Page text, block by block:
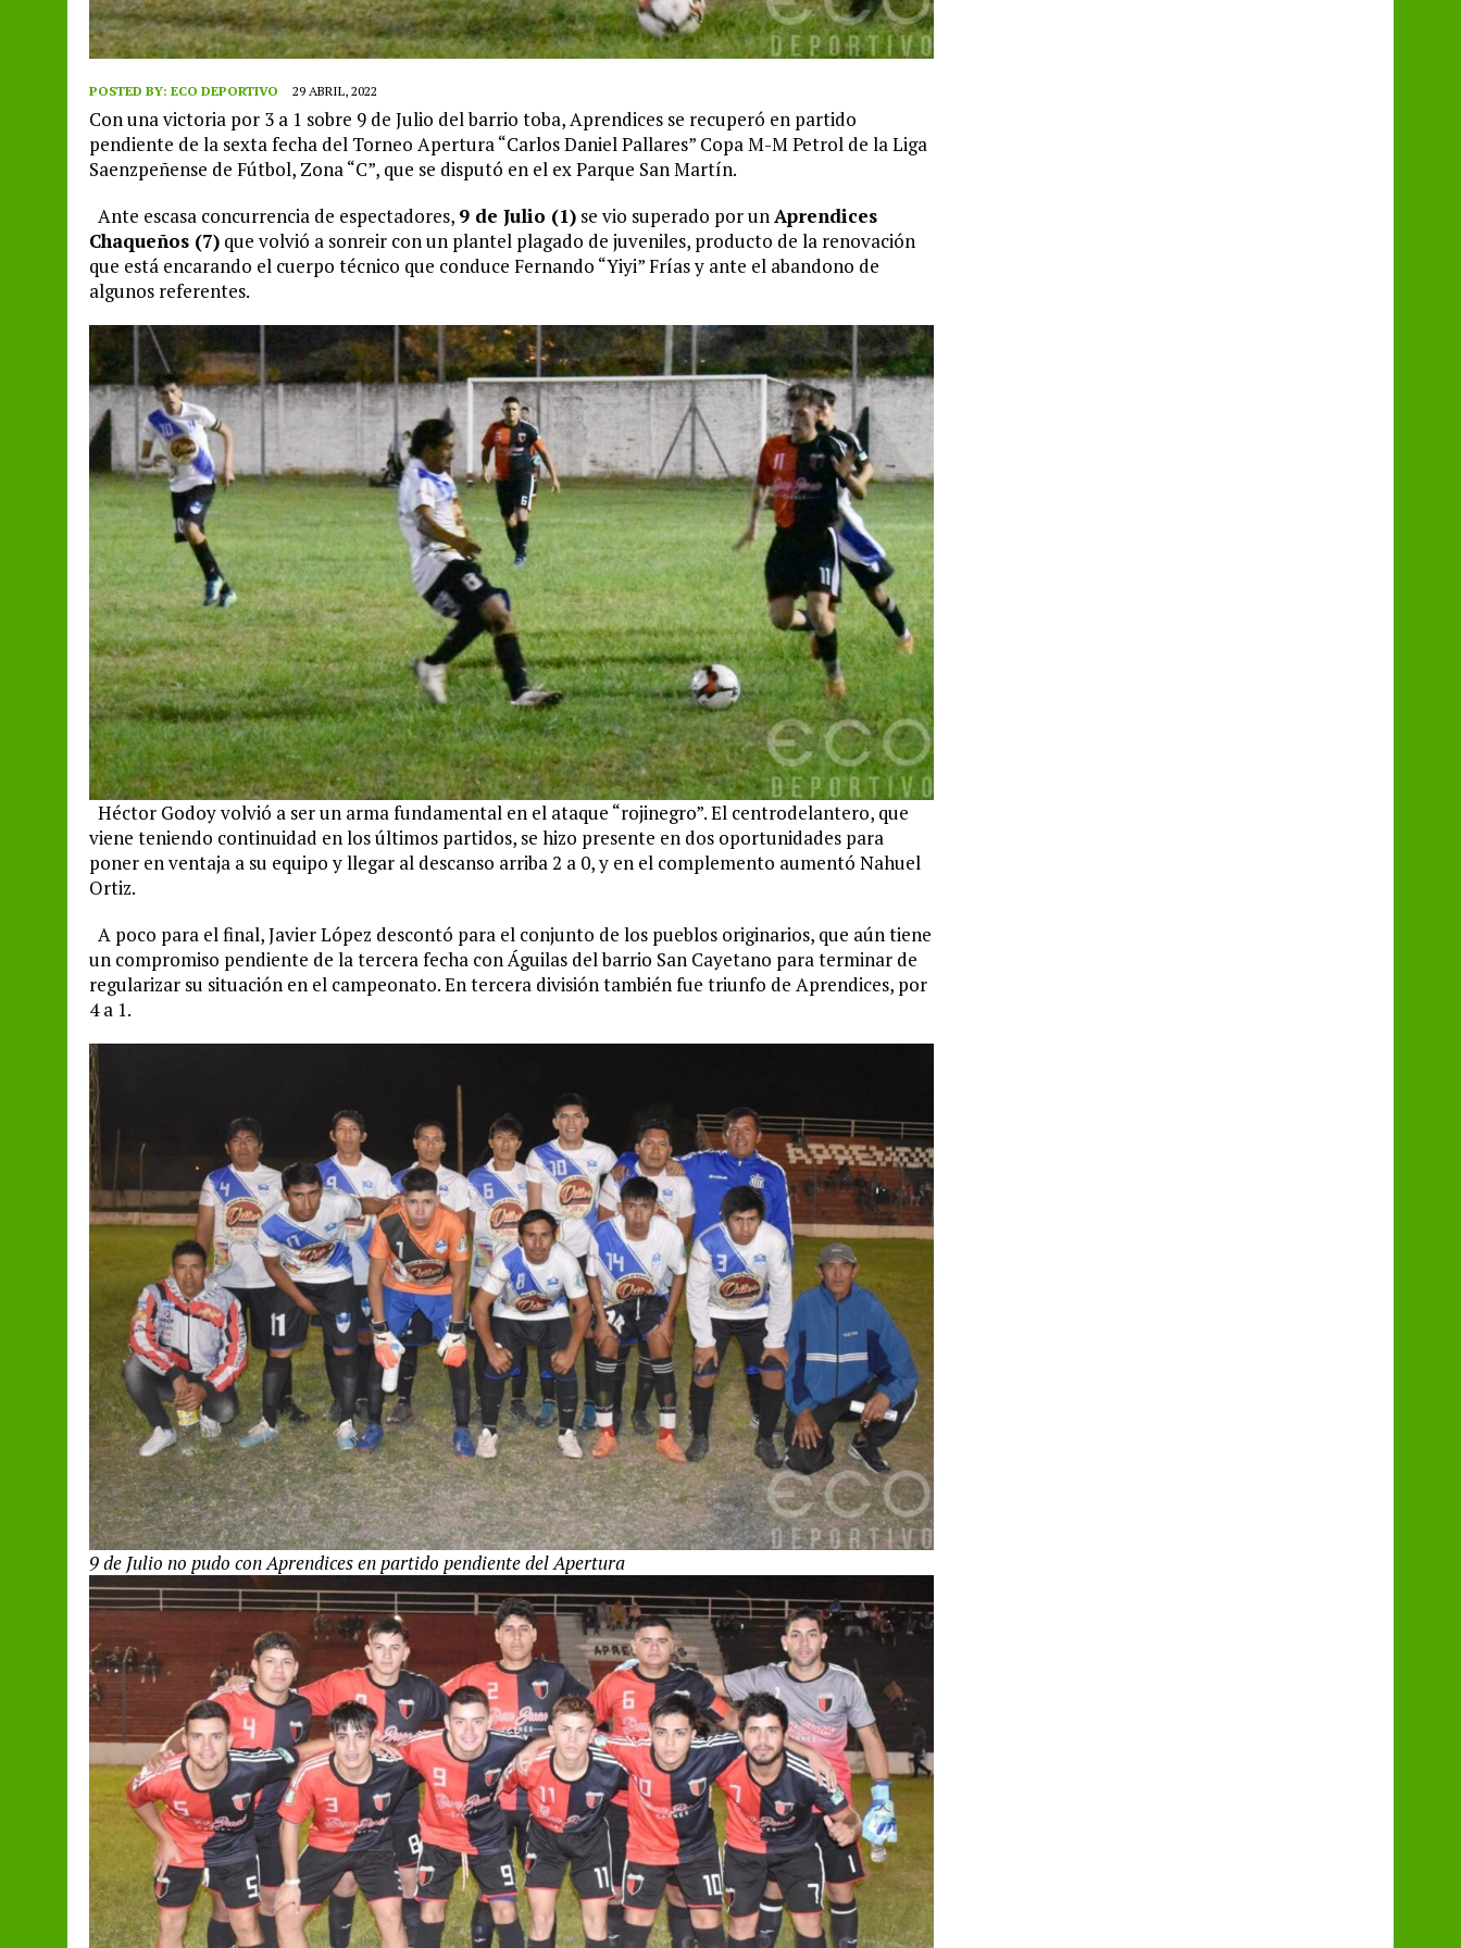
POSTED BY: ECO DEPORTIVO 29 ABRIL, 2022
Con una victoria por 3 a 1 sobre 9 de Julio del barrio toba, Aprendices se recuperó en partido
pendiente de la sexta fecha del Torneo Apertura “Carlos Daniel Pallares” Copa M-M Petrol de la Liga
Saenzpeñense de Fútbol, Zona “C”, que se disputó en el ex Parque San Martín.
Ante escasa concurrencia de espectadores, 9 de Julio (1) se vio superado por unAprendices
Chaqueños (7) que volvió a sonreir con un plantel plagado de juveniles, producto de la renovación
que está encarando el cuerpo técnico que conduce Fernando “Yiyi” Frías y ante el abandono de
algunos referentes.
Héctor Godoy volvió a ser un arma fundamental en el ataque “rojinegro”. El centrodelantero, que
viene teniendo continuidad en los últimos partidos, se hizo presente en dos oportunidades para
poner en ventaja a su equipo y llegar al descanso arriba 2 a 0, y en el complemento aumentó Nahuel
Ortiz.
A poco para el final, Javier López descontó para el conjunto de los pueblos originarios, que aún tiene
un compromiso pendiente de la tercera fecha con Águilas del barrio San Cayetano para terminar de
regularizar su situación en el campeonato. En tercera división también fue triunfo de Aprendices, por
4 a 1.
9 de Julio no pudo con Aprendices en partido pendiente del Apertura